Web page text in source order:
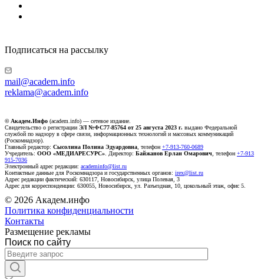
Подписаться на рассылку
mail@academ.info
reklama@academ.info
© Академ.Инфо (academ.info) — сетевое издание.
Свидетельство о регистрации ЭЛ №ФС77-85764 от 25 августа 2023 г. выдано Федеральной
службой по надзору в сфере связи, информационных технологий и массовых коммуникаций
(Роскомнадзор).
Главный редактор: Сысолина Полина Эдуардовна , телефон +7-913-760-0689
Учредитель: ООО «МЕДИАРЕСУРС» . Директор: Байжанов Ерлан Омарович , телефон +7-913
915-7036
Электронный адрес редакции: academinfo@list.ru
Контактные данные для Роскомнадзора и государственных органов: irex@list.ru
Адрес редакции фактический: 630117, Новосибирск, улица Полевая, 3
Адрес для корреспонденции: 630055, Новосибирск, ул. Разъездная, 10, цокольный этаж, офис 5.
© 2026 Академ.инфо
Политика конфиденциальности
Контакты
Размещение рекламы
Поиск по сайту